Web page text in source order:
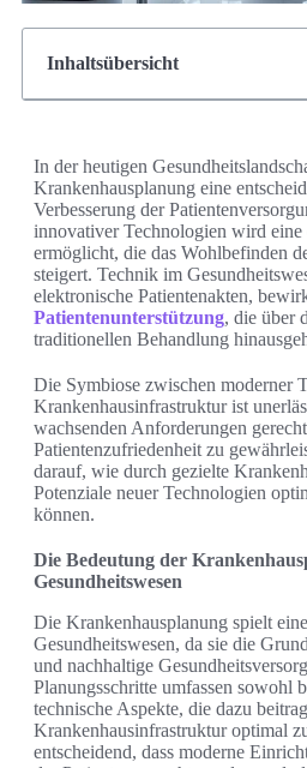
Inhaltsübersicht
In der heutigen
Krankenhausplanung eine
Verbesserung der
innovativer Technologien wird
ermöglicht, die das Wohlbefinden
steigert. Technik im
elektronische Patientenakten,
Patientenunterstützung, die über
traditionellen Behandlung
Die Symbiose zwischen moderner
Krankenhausinfrastruktur ist
wachsenden Anforderungen
Patientenzufriedenheit zu
darauf, wie durch gezielte
Potenziale neuer Technologien
können.
Die Bedeutung der
Gesundheitswesen
Die Krankenhausplanung spielt
Gesundheitswesen, da sie die
und nachhaltige
Planungsschritte umfassen sowohl
technische Aspekte, die dazu
Krankenhausinfrastruktur optimal
entscheidend, dass moderne